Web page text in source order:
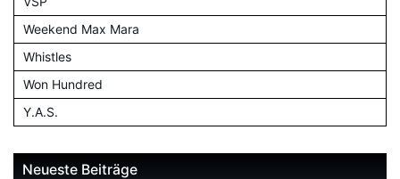
Weekend Max Mara
Whistles
Won Hundred
Y.A.S.
Neueste Beiträge